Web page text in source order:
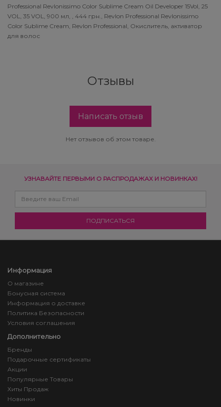
Professional Revlonissimo Color Sublime Cream Oil Developer 15Vol, 25
VOL, 35 VOL, 900 мл, , 444 грн., Revlon Professional Revlonissimo
Color Sublime Cream, Revlon Professional, Окислитель, активатор
для волос
Отзывы
Написать отзыв
Нет отзывов об этом товаре.
УЗНАВАЙТЕ ПЕРВЫМИ О РАСПРОДАЖАХ И НОВИНКАХ!
Информация
О магазине
Бонусная система
Информация о доставке
Политика Безопасности
Условия соглашения
Дополнительно
Бренды
Подарочные сертификаты
Акции
Популярные Товары
Хиты Продаж
Новинки
Subtil Design Lab - Серия для
максимального сохранения цвета волос
Subtil Global Lift - Глубокое восстановление
Осветляющие средства и окислители
Laboratoire Ducastel Subtil Blond
красоты волос
Subrina Glow-Plex - Питание, увлажнение и
блеск волос
You Look Glamour
You Look Professional